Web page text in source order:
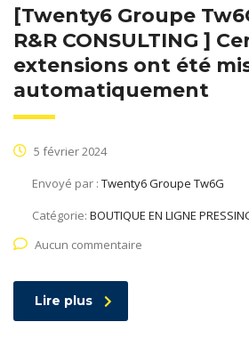
[Twenty6 Groupe
R&R CONSULTING ]
extensions ont été
automatiquement
5 février 2024
Envoyé par : Twenty6 Groupe Tw6G
Catégorie: BOUTIQUE EN LIGNE
Aucun commentaire
Lire plus